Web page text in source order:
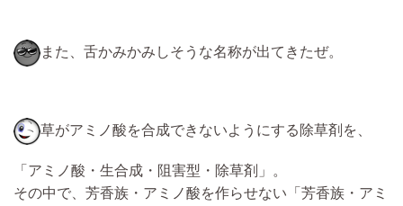
また、舌かみかみしそうな名称が出てきたぜ。
草がアミノ酸を合成できないようにする除草剤を、
「アミノ酸・生合成・阻害型・除草剤」。
その中で、芳香族・アミノ酸を作らせない「芳香族・アミ